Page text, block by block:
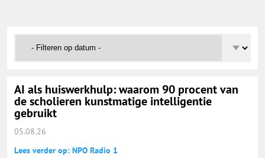
Yurls.net
Vacaturewijzer Basisonderwijs
AI als huiswerkhulp: waarom 90 procent van
de scholieren kunstmatige intelligentie
gebruikt
05.08.26
Lees verder op: NPO Radio 1